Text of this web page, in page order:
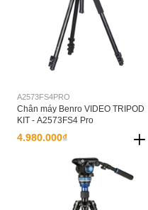
A2573FS4PRO
Chân máy Benro VIDEO TRIPOD
KIT - A2573FS4 Pro
4.980.000₫